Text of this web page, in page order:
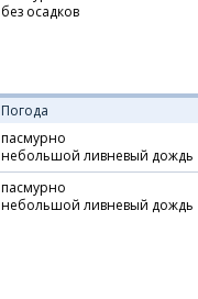
без осадков
Погода
пасмурно
небольшой ливневый дождь
пасмурно
небольшой ливневый дождь